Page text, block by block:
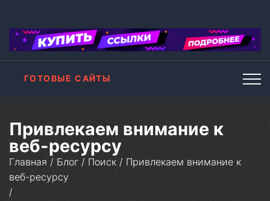
ГОТОВЫЕ САЙТЫ
Привлекаем внимание к
веб-ресурсу
Главная / Блог / Поиск / Привлекаем внимание к
веб-ресурсу
/